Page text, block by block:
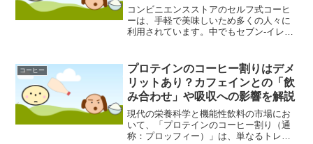
コンビニエンスストアのセルフ式コーヒ
ーは、手軽で美味しいため多くの人々に
利用されています。中でもセブン-イレブ
り購入したサイズと違うボタンを押して
しまった経験はありませ...
コーヒー
プロテインのコーヒー割りはデメ
リットあり？カフェインとの「飲
み合わせ」や吸収への影響を解説
現代の栄養科学と機能性飲料の市場にお
いて、「プロテインのコーヒー割り（通
称：プロッフィー）」は、単なるトレン